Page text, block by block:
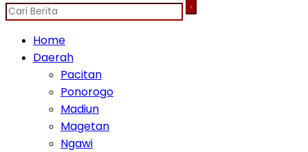
Home
Daerah
Pacitan
Ponorogo
Madiun
Magetan
Ngawi